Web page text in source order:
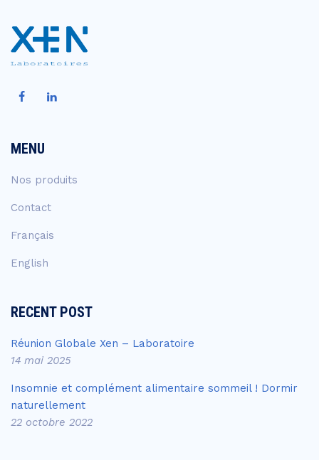
MENU
Nos produits
Contact
Français
English
RECENT POST
Réunion Globale Xen – Laboratoire
14 mai 2025
Insomnie et complément alimentaire sommeil ! Dormir
naturellement
22 octobre 2022